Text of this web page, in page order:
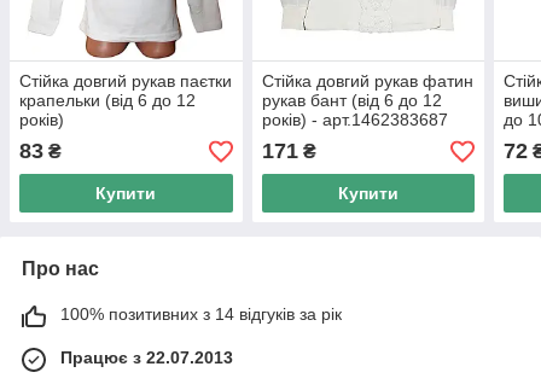
Стійка довгий рукав паєтки
крапельки (від 6 до 12
років)
83 ₴
Купити
Стійка довгий рукав фатин
рукав бант (від 6 до 12
років) - арт.1462383687
171₴
Купити
до
72
Про нас
100% позитивних з 14 відгуків за рік
Працює з 22.07.2013